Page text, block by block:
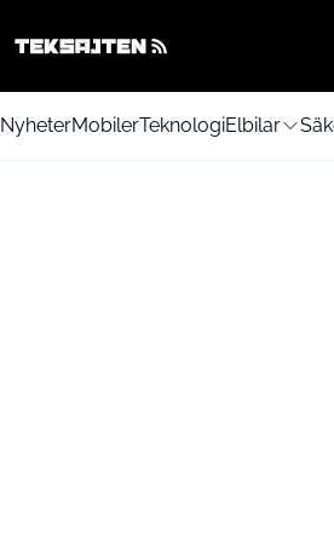
NyheterMobilerTeknologiElbilar